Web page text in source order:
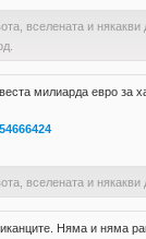
вселената и някакви
милиарда евро за
вселената и някакви
Няма и няма